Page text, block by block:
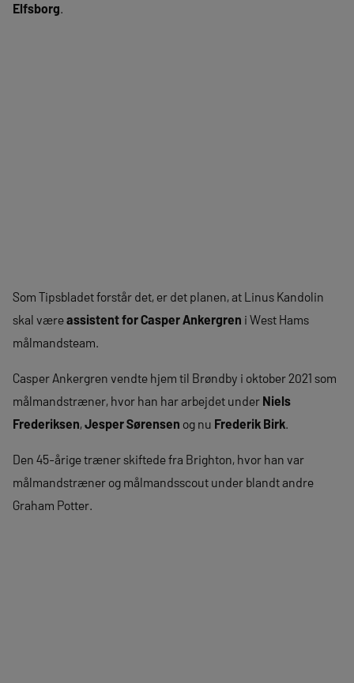
Elfsborg.
Som Tipsbladet forstår det, er det planen, at Linus Kandolin
skal væreassistent for Casper Ankergren i West Hams
målmandsteam.
Casper Ankergren vendte hjem til Brøndby i oktober 2021 som
målmandstræner, hvor han har arbejdet under Niels
Frederiksen,Jesper Sørensen og nu Frederik Birk.
Den 45-årige træner skiftede fra Brighton, hvor han var
målmandstræner og målmandsscout under blandt andre
Graham Potter.